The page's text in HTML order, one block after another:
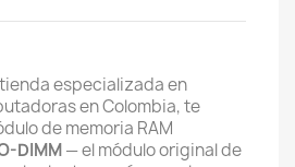
especializada en
en Colombia, te
de memoria RAM
DIMM— el módulo original de